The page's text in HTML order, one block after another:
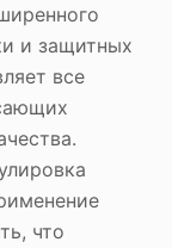
и защитных
все
что